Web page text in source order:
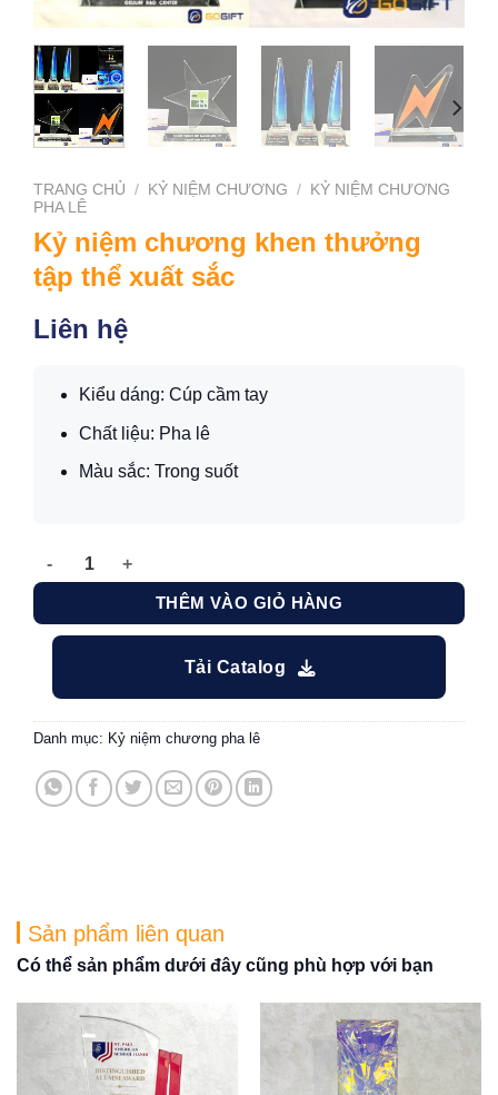
TRANG CHỦ / KỶ NIỆM CHƯƠNG /
KỶ NIỆM CHƯƠNG
PHA LÊ
Kỷ niệm chương khen thưởng
tập thể xuất sắc
Liên hệ
Kiểu dáng: Cúp cầm tay
Chất liệu: Pha lê
Màu sắc: Trong suốt
Kỷ niệm chương khen thưởng tập thể xuất sắc số lượng
THÊM VÀO GIỎ HÀNG
Tải Catalog
Danh mục: Kỷ niệm chương pha lê
Sản phẩm liên quan
Có thể sản phẩm dưới đây cũng phù hợp với bạn